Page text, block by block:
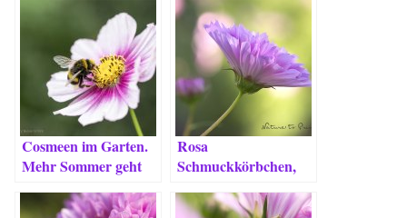
Cosmeen im Garten.
Mehr Sommer geht
Rosa
Schmuckkörbchen,
im Video